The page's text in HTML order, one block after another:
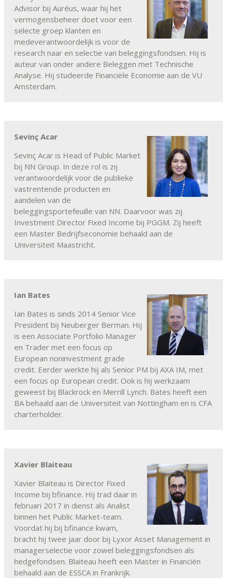
Advisor bij Auréus, waar hij het
vermogensbeheer doet voor een
selecte groep klanten en
medeverantwoordelijk is voor de
research naar en selectie van beleggingsfondsen. Hij is
auteur van onder andere Beleggen met Technische
Analyse. Hij studeerde Financiële Economie aan de VU
Amsterdam.
Sevinç Acar
Sevinç Acar is Head of Public Market
bij NN Group. In deze rol is zij
verantwoordelijk voor de publieke
vastrentende producten en
aandelen van de
beleggingsportefeuille van NN. Daarvoor was zij
Investment Director Fixed Income bij PGGM. Zij heeft
een Master Bedrijfseconomie behaald aan de
Universiteit Maastricht.
Ian Bates
Ian Bates is sinds 2014 Senior Vice
President bij Neuberger Berman. Hij
is een Associate Portfolio Manager
en Trader met een focus op
European noninvestment grade
credit. Eerder werkte hij als Senior PM bij AXA IM, met
een focus op European credit. Ook is hij werkzaam
geweest bij Blackrock en Merrill Lynch. Bates heeft een
BA behaald aan de Universiteit van Nottingham en is CFA
charterholder.
Xavier Blaiteau
Xavier Blaiteau is Director Fixed
Income bij bfinance. Hij trad daar in
februari 2017 in dienst als Analist
binnen het Public Market-team.
Voordat hij bij bfinance kwam,
bracht hij twee jaar door bij Lyxor Asset Management in
managerselectie voor zowel beleggingsfondsen als
hedgefondsen. Blaiteau heeft een Master in Financiën
behaald aan de ESSCA in Frankrijk.